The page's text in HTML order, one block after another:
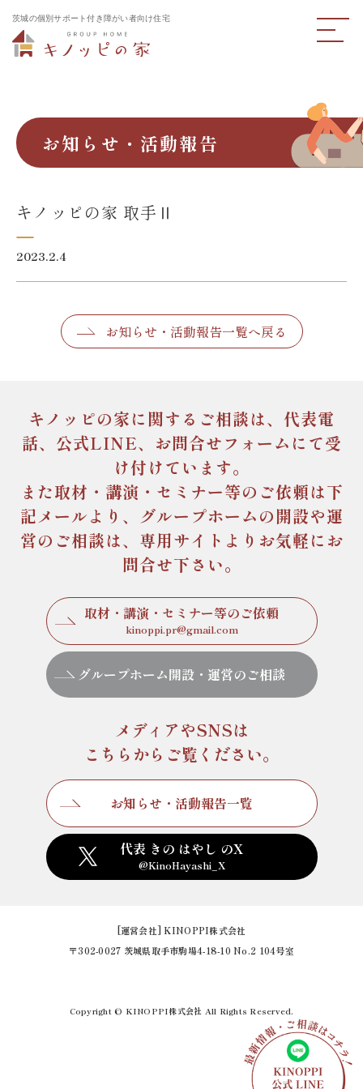
茨城の個別サポート付き障がい者向け住宅
お知らせ・活動報告
キノッピの家 取手Ⅱ
2023.2.4
お知らせ・活動報告一覧へ戻る
キノッピの家に関するご相談は、 代表電
話、公式LINE、お問合せフォームにて受
け付けています。
また取材・講演・セミナー等のご依頼は下
記メールより、
グループホームの開設や運
営のご相談は、専用サイトより お気軽にお
問合せ下さい。
取材・講演・セミナー等のご依頼
kinoppi.pr@gmail.com
グループホーム開設・運営のご相談
メディアやSNSは
こちらからご覧ください。
お知らせ・活動報告一覧
代表 きの はやし のX
@KinoHayashi_X
[運営会社] KINOPPI株式会社
〒302-0027 茨城県取手市駒場4-18-10 No.2 104号室
Copyright © KINOPPI株式会社 All Rights Reserved.